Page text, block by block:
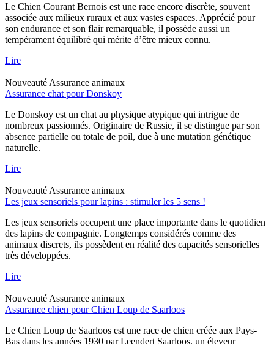
Le Chien Courant Bernois est une race encore discrète, souvent
associée aux milieux ruraux et aux vastes espaces. Apprécié pour
son endurance et son flair remarquable, il possède aussi un
tempérament équilibré qui mérite d’être mieux connu.
Lire
Nouveauté Assurance animaux
Assurance chat pour Donskoy
Le Donskoy est un chat au physique atypique qui intrigue de
nombreux passionnés. Originaire de Russie, il se distingue par son
absence partielle ou totale de poil, due à une mutation génétique
naturelle.
Lire
Nouveauté Assurance animaux
Les jeux sensoriels pour lapins : stimuler les 5 sens !
Les jeux sensoriels occupent une place importante dans le quotidien
des lapins de compagnie. Longtemps considérés comme des
animaux discrets, ils possèdent en réalité des capacités sensorielles
très développées.
Lire
Nouveauté Assurance animaux
Assurance chien pour Chien Loup de Saarloos
Le Chien Loup de Saarloos est une race de chien créée aux Pays-
Bas dans les années 1930 par Leendert Saarloos, un éleveur